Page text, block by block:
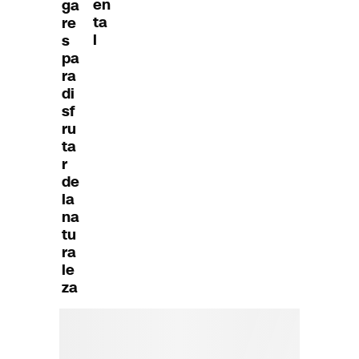
ga
re
s
pa
ra
di
sf
ru
ta
r
de
la
na
tu
ra
le
za
en
ta
l